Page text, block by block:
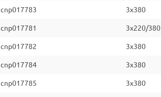
cnp017783 3x380
cnp017781 3x220/380
cnp017782 3x380
cnp017784 3x380
cnp017785 3x380